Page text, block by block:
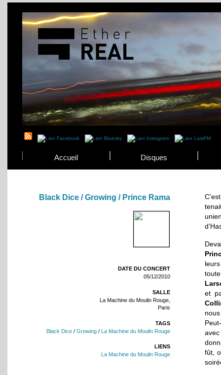
Accueil Disques
Black Dice / Growing / Prince Rama
DATE DU CONCERT
05/12/2010
SALLE
La Machine du Moulin Rouge,
Paris
TAGS
Black Dice / Growing / La Machine du Moulin Rouge
LIENS
La Machine du Moulin Rouge
et
fût,